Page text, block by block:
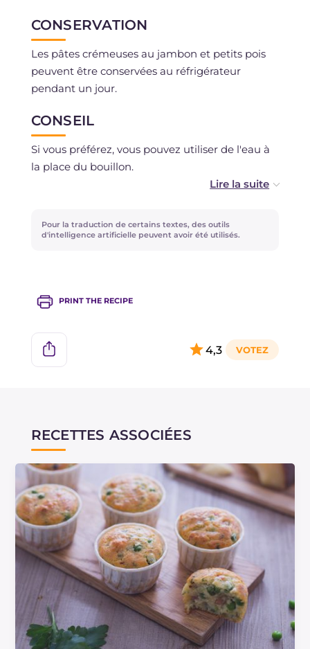
CONSERVATION
Les pâtes crémeuses au jambon et petits pois
peuvent être conservées au réfrigérateur
pendant un jour.
CONSEIL
Si vous préférez, vous pouvez utiliser de l'eau à
la place du bouillon.
four en mode ventilé quelques minutes, une
croûte délicieuse se formera à la surface.
Pour la traduction de certains textes, des outils
d'intelligence artificielle peuvent avoir été utilisés.
PRINT THE RECIPE
4,3
RECETTES ASSOCIÉES